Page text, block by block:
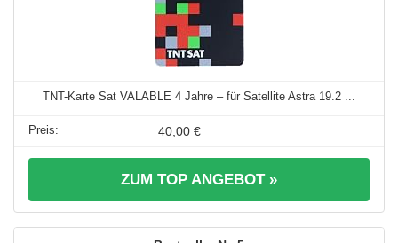
TNT-Karte Sat VALABLE 4 Jahre – für Satellite Astra 19.2 ...
40,00 €
ZUM TOP ANGEBOT »